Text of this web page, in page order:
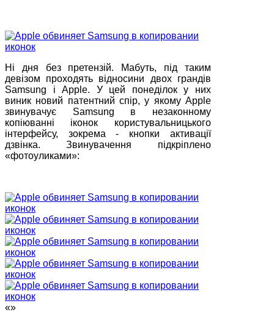
Ні дня без претензій. Мабуть, під таким
девізом проходять відносини двох грандів
Samsung і Apple. У цей понеділок у них
виник новий патентний спір, у якому Apple
звинувачує Samsung в незаконному
копіюванні іконок користувальницького
інтерфейсу, зокрема - кнопки активації
дзвінка. Звинувачення підкріплено
«фотоуликами»:
«»